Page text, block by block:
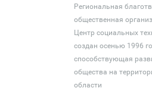
Региональная
общественная
Центр социальных
создан осенью 1996
способствующая
общества на
области